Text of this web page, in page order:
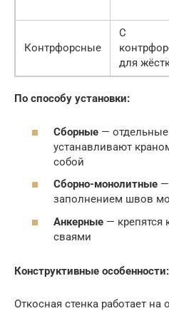
Контрфорсные
С
для
По способу установки:
Сборные —
устанавливают
собой
Сборно-монолитные
заполнением швов
Анкерные — крепятся
сваями
Конструктивные особенности:
Откосная стенка работает